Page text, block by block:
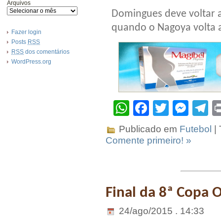
Arquivos
Fazer login
Posts RSS
RSS dos comentários
WordPress.org
Domingues deve voltar
quando o Nagoya volta
WhatsApp
Facebook
Twitter
Publicado em Futebol
|
Comente primeiro! »
Final da 8ª Copa
24/ago/2015 . 14:33